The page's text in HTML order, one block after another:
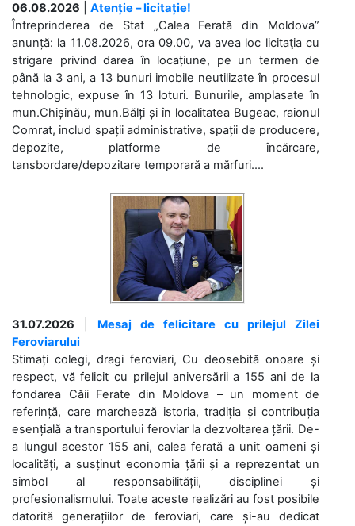
06.08.2026
Atenție – licitație!
Întreprinderea de Stat „Calea Ferată din Moldova”
anunță: la 11.08.2026, ora 09.00, va avea loc licitaţia cu
strigare privind darea în locațiune, pe un termen de
până la 3 ani, a 13 bunuri imobile neutilizate în procesul
tehnologic, expuse în 13 loturi. Bunurile, amplasate în
mun.Chișinău, mun.Bălți și în localitatea Bugeac, raionul
Comrat, includ spații administrative, spații de producere,
depozite, platforme de încărcare,
tansbordare/depozitare temporară a mărfuri....
31.07.2026
Mesaj de felicitare cu prilejul Zilei
Feroviarului
Stimați colegi, dragi feroviari, Cu deosebită onoare și
respect, vă felicit cu prilejul aniversării a 155 ani de la
fondarea Căii Ferate din Moldova – un moment de
referință, care marchează istoria, tradiția și contribuția
esențială a transportului feroviar la dezvoltarea țării. De-
a lungul acestor 155 ani, calea ferată a unit oameni și
localități, a susținut economia țării și a reprezentat un
simbol al responsabilității, disciplinei și
profesionalismului. Toate aceste realizări au fost posibile
datorită generațiilor de feroviari, care și-au dedicat